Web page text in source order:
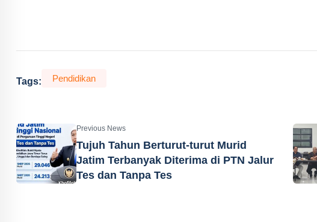
Tags: Pendidikan
Previous News
Tujuh Tahun Berturut-turut Murid
Jatim Terbanyak Diterima di PTN Jalur
Tes dan Tanpa Tes